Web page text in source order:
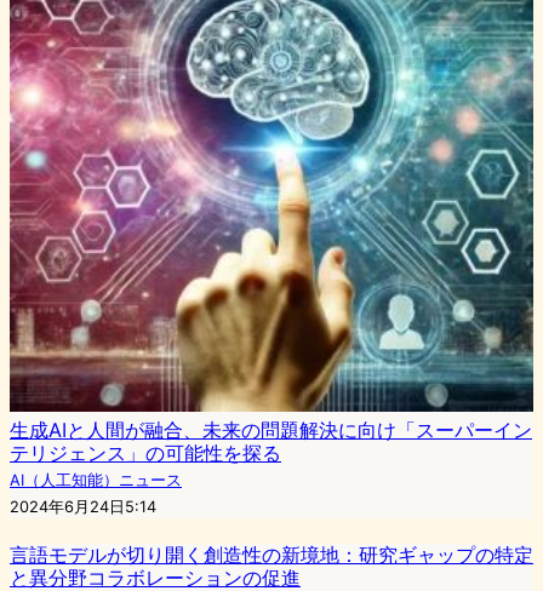
生成AIと人間が融合、未来の問題解決に向け「スーパーイン
テリジェンス」の可能性を探る
AI（人工知能）ニュース
2024年6月24日5:14
言語モデルが切り開く創造性の新境地：研究ギャップの特定
と異分野コラボレーションの促進